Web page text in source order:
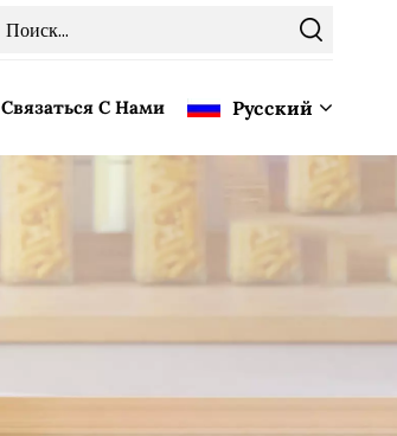
Связаться С Нами Pусский
English
Français